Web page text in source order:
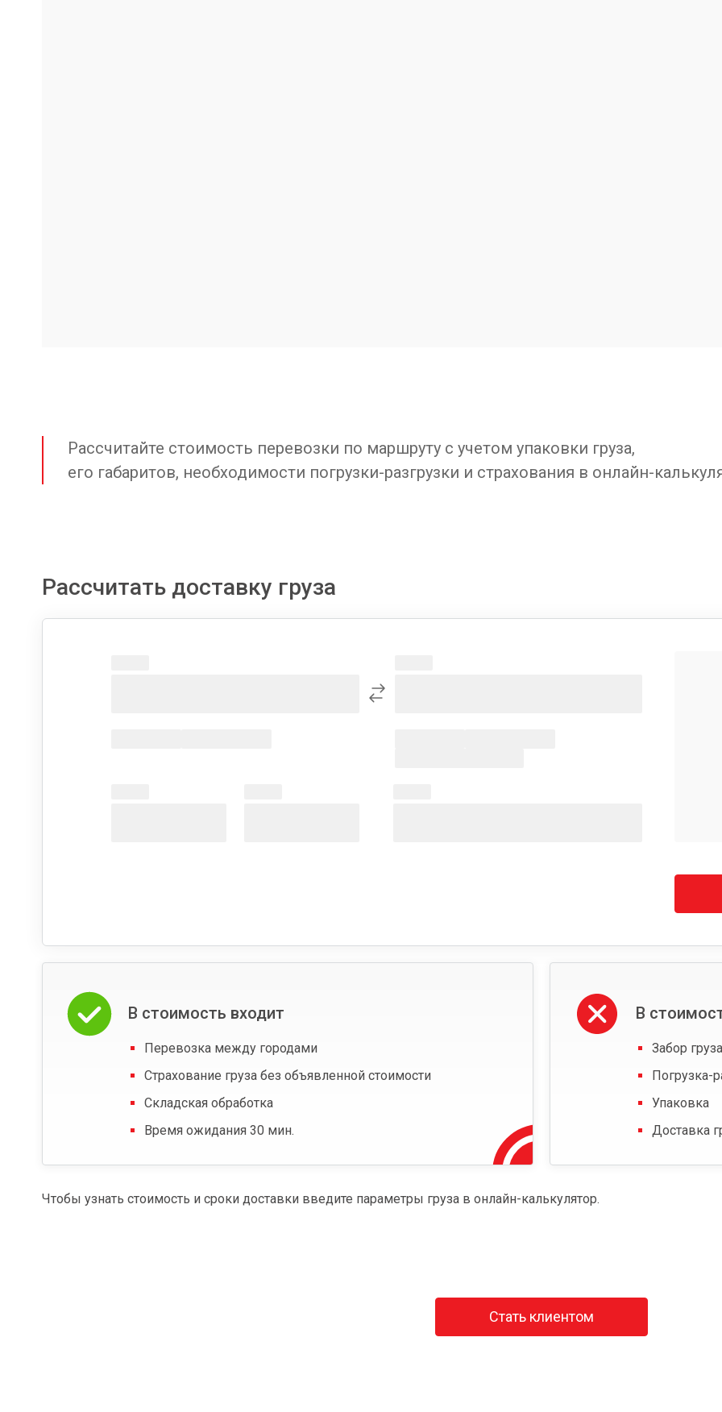
Рассчитайте стоимость перевозки по маршруту с учетом упаковки груза,
его габаритов, необходимости погрузки-разгрузки и страхования в онлайн-
Рассчитать доставку груза
В стоимость входит
Перевозка между городами
Страхование груза без объявленной стоимости
Складская обработка
Время ожидания 30 мин.
В
Забор
Погрузка-
Упаковка
Доставка
Чтобы узнать стоимость и сроки доставки введите параметры груза в онлайн-калькулятор.
Стать клиентом